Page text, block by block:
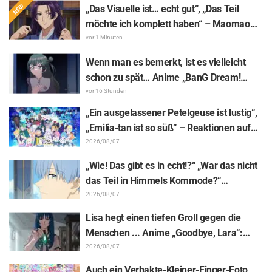
„Das Visuelle ist… echt gut“, „Das Teil
möchte ich komplett haben“ – Maomao
und Jinshi aus „The Apothecary Diaries
aufwendige Figuren umgesetzt
vor 1 Minuten
Wenn man es bemerkt, ist es vielleicht
schon zu spät… Anime „BanG Dream!
Yume∞Mita“ Episode 8, Inhaltsangabe
und Szenenbilder veröffentlicht
vor 16 Stunden
„Ein ausgelassener Petelgeuse ist lustig“,
„Emilia-tan ist so süß“ – Reaktionen auf
das enthüllte Visuelle zum Event
anlässlich des 10-jährigen Anime-
Jubiläums von „Re:ZERO -Starting Life in
2026/08/07
„Wie! Das gibt es in echt!?“ „War das nicht
das Teil in Himmels Kommode?“
Enthüllung des „Horns des Dunklen
Drachen“ aus Episode 1 von „Frieren –
Nach dem Ende der Reise“ versetzt Fans
2026/08/07
Lisa hegt einen tiefen Groll gegen die
Menschen ... Anime „Goodbye, Lara“:
Synopsis und Vorab-Screenshots zu Folge
6 veröffentlicht
2026/08/07